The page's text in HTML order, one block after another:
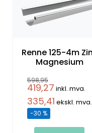
Renne 125-4m Zink
Magnesium
598,95
419,27 inkl. mva.
335,41 ekskl. mva.
-30 %